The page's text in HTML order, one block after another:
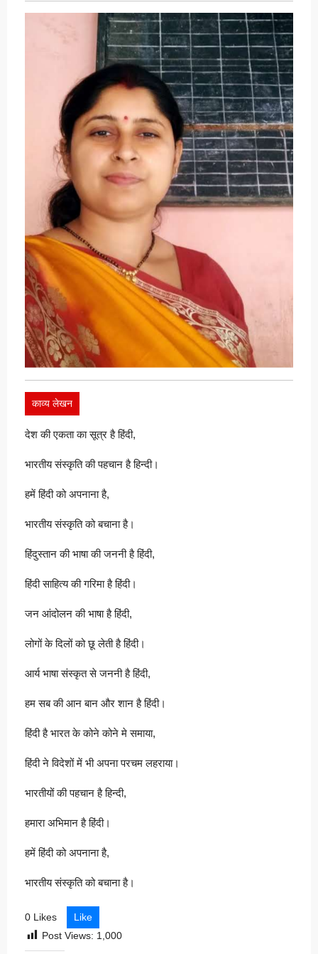
काव्य लेखन
देश की एकता का सूत्र है हिंदी,
भारतीय संस्कृति की पहचान है हिन्दी।
हमें हिंदी को अपनाना है,
भारतीय संस्कृति को बचाना है।
हिंदुस्तान की भाषा की जननी है हिंदी,
हिंदी साहित्य की गरिमा है हिंदी।
जन आंदोलन की भाषा है हिंदी,
लोगों के दिलों को छू लेती है हिंदी।
आर्य भाषा संस्कृत से जननी है हिंदी,
हम सब की आन बान और शान है हिंदी।
हिंदी है भारत के कोने कोने मे समाया,
हिंदी ने विदेशों में भी अपना परचम लहराया।
भारतीयों की पहचान है हिन्दी,
हमारा अभिमान है हिंदी।
हमें हिंदी को अपनाना है,
भारतीय संस्कृति को बचाना है।
0 Likes
Like
Post Views: 1,000